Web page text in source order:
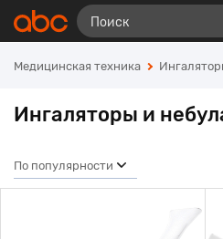
Медицинская техника
Ингаляторы и
По популярности